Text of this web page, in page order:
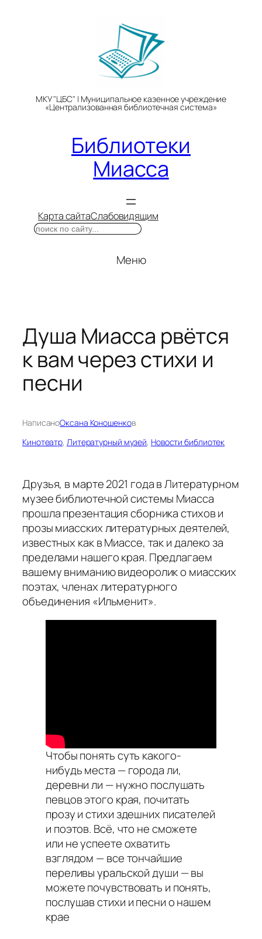
МКУ "ЦБС" | Муниципальное казенное учреждение
«Централизованная библиотечная система»
Библиотеки
Миасса
Карта сайтаСлабовидящим
Поиск
Меню
Душа Миасса рвётся
к вам через стихи и
песни
НаписаноОксана Коношенков
Кинотеатр, Литературный музей, Новости библиотек
Друзья, в марте 2021 года в Литературном
музее библиотечной системы Миасса
прошла презентация сборника стихов и
прозы миасских литературных деятелей,
известных как в Миассе, так и далеко за
пределами нашего края. Предлагаем
вашему вниманию видеоролик о миасских
поэтах, членах литературного
объединения «Ильменит».
Чтобы понять суть какого-
нибудь места — города ли,
деревни ли — нужно послушать
певцов этого края, почитать
прозу и стихи здешних писателей
и поэтов. Всё, что не сможете
или не успеете охватить
взглядом — все тончайшие
переливы уральской души — вы
можете почувствовать и понять,
послушав стихи и песни о нашем
крае